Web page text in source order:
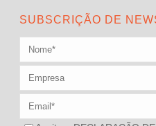
SUBSCRIÇÃO DE